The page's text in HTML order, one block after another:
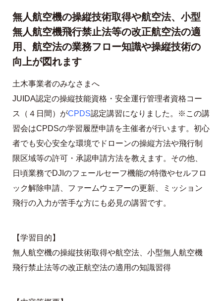
無人航空機の操縦技術取得や航空法、小型
無人航空機飛行禁止法等の改正航空法の適
用、航空法の業務フロー知識や操縦技術の
向上が図れます
土木事業者のみなさまへ
JUIDA認定の操縦技能資格・安全運行管理者資格コー
ス（４日間）がCPDS認定講習になりました。※この講
習会はCPDSの学習履歴申請を主催者が行います。初心
者でも安心安全な環境でドローンの操縦方法や飛行制
限区域等の許可・承認申請方法を教えます。その他、
日頃業務でDJIのフェールセーフ機能の特徴やセルフロ
ック解除申請、ファームウェアーの更新、ミッション
飛行の入力が苦手な方にも必見の講習です。
【学習目的】
無人航空機の操縦技術取得や航空法、小型無人航空機
飛行禁止法等の改正航空法の適用の知識習得